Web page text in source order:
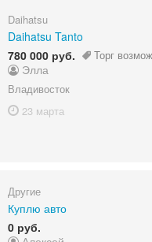
Daihatsu
Daihatsu Tanto
780 000 руб.
Торг
Элла
Владивосток
23 марта
Другие
Куплю авто
0 руб.